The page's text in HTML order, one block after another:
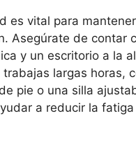
es vital para
Asegúrate de contar
y un escritorio a la
largas horas,
pie o una silla
a reducir la